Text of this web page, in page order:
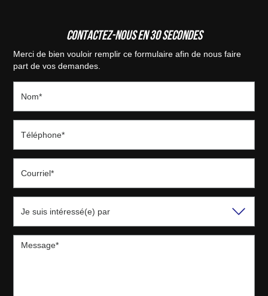
Contactez-nous en 30 secondes
Merci de bien vouloir remplir ce formulaire afin de nous faire
part de vos demandes.